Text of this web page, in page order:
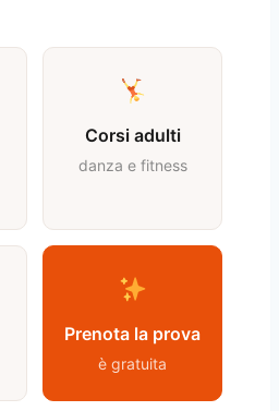
Corsi adulti
danza e fitness
Prenota la prova
è gratuita